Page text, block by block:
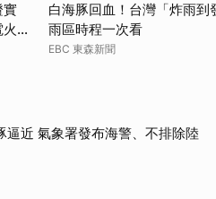
實
速
白海豚回血！台灣「炸雨到
雨區時程一次看
EBC 東森新聞
逼近 氣象署發布海警、不排除陸